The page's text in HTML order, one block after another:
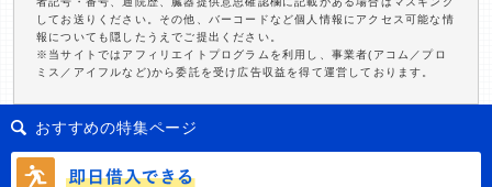
してお送りください。その他、バーコードなど個人情報にアクセス可能な情
報についても隠したうえでご提出ください。
※当サイトではアフィリエイトプログラムを利用し、事業者(アコム／プロ
ミス／アイフルなど)から委託を受け広告収益を得て運営しております。
おすすめの特集ページ